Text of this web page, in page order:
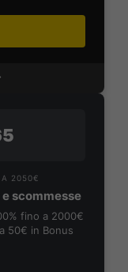
A 2050€
scommesse
fino a 2000€
50€ in Bonus